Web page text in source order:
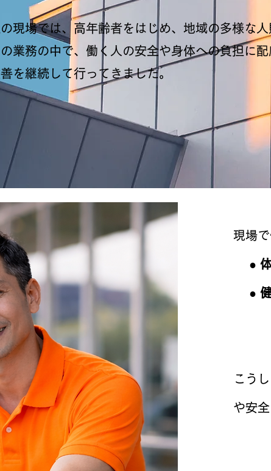
現場では、高年齢者をはじめ、地域の多様な人
の業務の中で、働く人の安全や身体への負担に
を継続して行ってきました。
現場
● 体
● 健
こう
や安